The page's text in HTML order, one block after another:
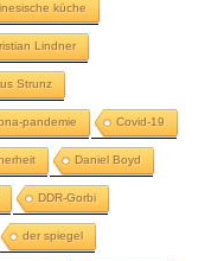
küche
Lindner
Strunz
pandemie Covid-19
Daniel Boyd
DDR-Gorbi
der spiegel